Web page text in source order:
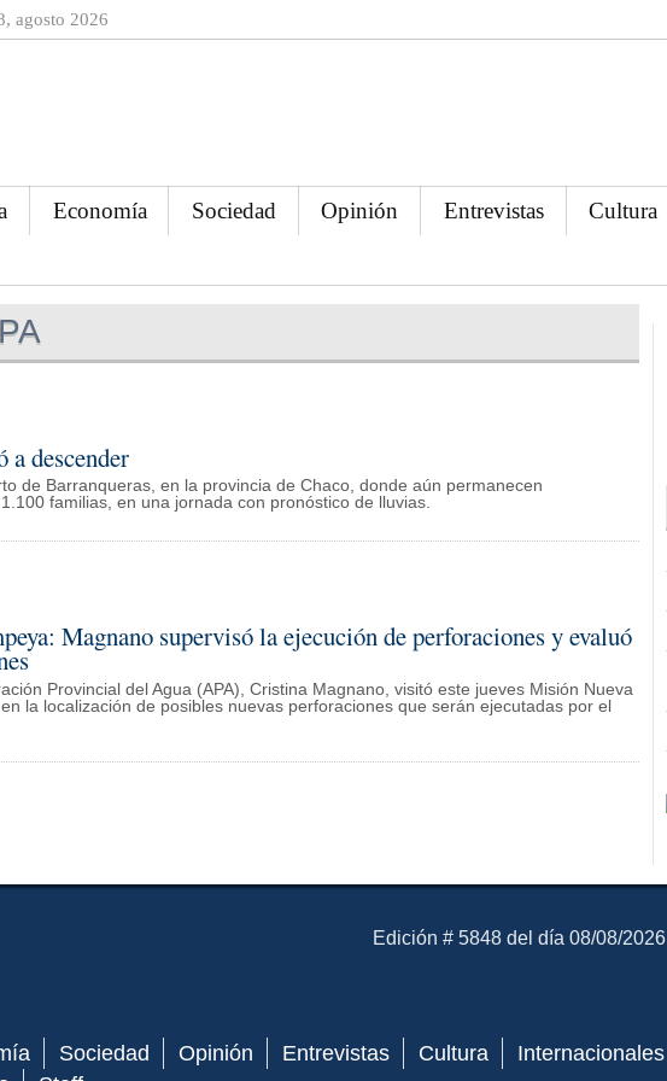
agosto 2026
Economía Sociedad Opinión Entrevistas Cultura
a descender
de Barranqueras, en la provincia de Chaco, donde aún permanecen
familias, en una jornada con pronóstico de lluvias.
Magnano supervisó la ejecución de perforaciones y evaluó
Provincial del Agua (APA), Cristina Magnano, visitó este jueves Misión Nueva
la localización de posibles nuevas perforaciones que serán ejecutadas por el
El Mensajero Diario
Edición # 5848 del día 08/08/2026
Sociedad Opinión Entrevistas Cultura Internacionales